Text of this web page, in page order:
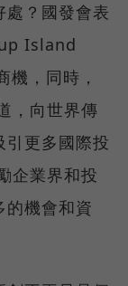
處？國發會表
Island
，同時，
，向世界傳
更多國際投
企業界和投
的機會和資